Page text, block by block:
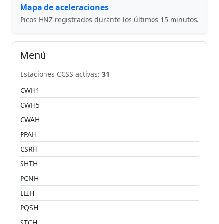
Mapa de aceleraciones
Picos HNZ registrados durante los últimos 15 minutos.
Menú
Estaciones CCSS activas: 31
CWH1
CWH5
CWAH
PPAH
CSRH
SHTH
PCNH
LLIH
PQSH